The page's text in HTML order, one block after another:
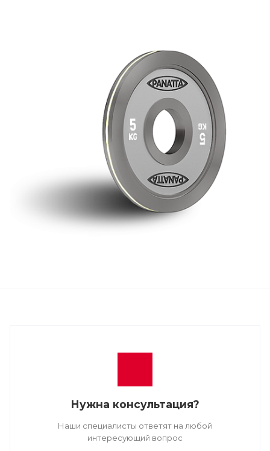
Нужна консультация?
Наши специалисты ответят на любой
интересующий вопрос